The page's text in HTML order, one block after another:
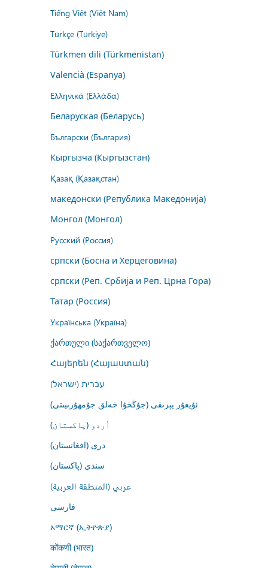
Tiếng Việt (Việt Nam)
Türkçe (Türkiye)
Türkmen dili (Türkmenistan)
Valencià (Espanya)
Ελληνικά (Ελλάδα)
Беларуская (Беларусь)
Български (България)
Кыргызча (Кыргызстан)
Қазақ (Қазақстан)
македонски (Република Македонија)
Монгол (Монгол)
Русский (Россия)
српски (Босна и Херцеговина)
српски (Реп. Србија и Реп. Црна Гора)
Татар (Россия)
Українська (Україна)
ქართული (საქართველო)
Հայերեն (Հայաստան)
עברית (ישראל)
ئۇيغۇر يېزىقى (جۇڭخۇا خەلق جۇمھۇرىيىتى)
اُردو (پاکستان)
درى (افغانستان)
سنڌي (پاکستان)
عربي (المنطقة العربية)
فارسى
አማርኛ (ኢትዮጵያ)
कोंकणी (भारत)